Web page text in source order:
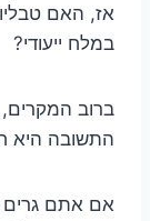
אז, האם
במלח ייעודי?
ברוב
התשובה היא
אם אתם גרים